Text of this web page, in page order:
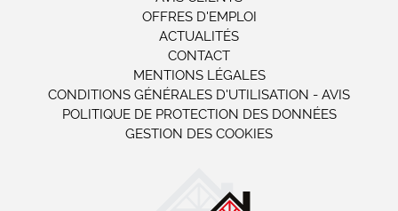
OFFRES D'EMPLOI
ACTUALITÉS
CONTACT
MENTIONS LÉGALES
CONDITIONS GÉNÉRALES D'UTILISATION - AVIS
POLITIQUE DE PROTECTION DES DONNÉES
GESTION DES COOKIES